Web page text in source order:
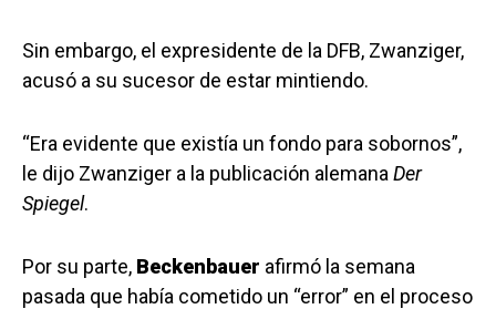
Sin embargo, el expresidente de la DFB, Zwanziger,
acusó a su sucesor de estar mintiendo.
“Era evidente que existía un fondo para sobornos”,
le dijo Zwanziger a la publicación alemana Der
Spiegel.
Por su parte, Beckenbauer afirmó la semana
pasada que había cometido un “error” en el proceso